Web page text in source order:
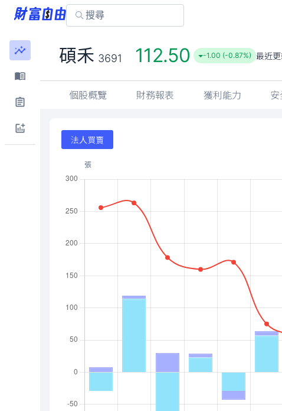
碩禾 3691 112.50 -1.00 (-0.87%) 最近更
個股概覽 財務報表 獲利能力 安
法人買賣